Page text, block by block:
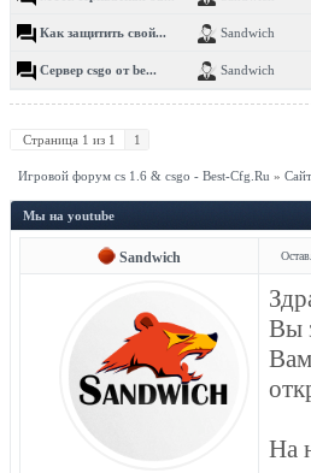
Как защитить свой... Sandwich
Сервер csgo от be... Sandwich
Страница 1 из 1 1
Игровой форум cs 1.6 & csgo - Best-Cfg.Ru »
Мы на youtube
Sandwich
Вы
На